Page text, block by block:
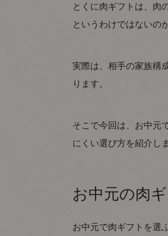
とくに肉ギフトは、肉
というわけではないの
実際は、相手の家族構
ります。
そこで今回は、お中元
にくい選び方を紹介し
お中元の肉
お中元で肉ギフトを選